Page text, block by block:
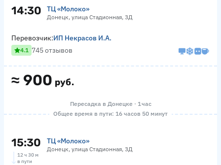
14:30 ТЦ «Молоко»
Донецк, улица Стадионная, 3Д
≈ 900 руб.
Перевозчик:ИП Некрасов И.А.
4.1 745 отзывов
Пересадка в Донецке · 1 час
Общее время в пути: 16 часов 50 минут
15:30 ТЦ «Молоко»
Донецк, улица Стадионная, 3Д
12 ч 30 м
в пути